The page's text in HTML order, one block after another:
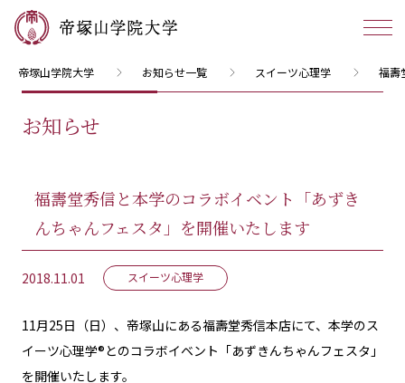
帝塚山学院大学 お知らせ一覧 スイーツ心理学 福壽
お知らせ
福壽堂秀信と本学のコラボイベント「あずき
んちゃんフェスタ」を開催いたします
2018.11.01 スイーツ心理学
11月25日（日）、帝塚山にある福壽堂秀信本店にて、本学のス
イーツ心理学®とのコラボイベント「あずきんちゃんフェスタ」
を開催いたします。